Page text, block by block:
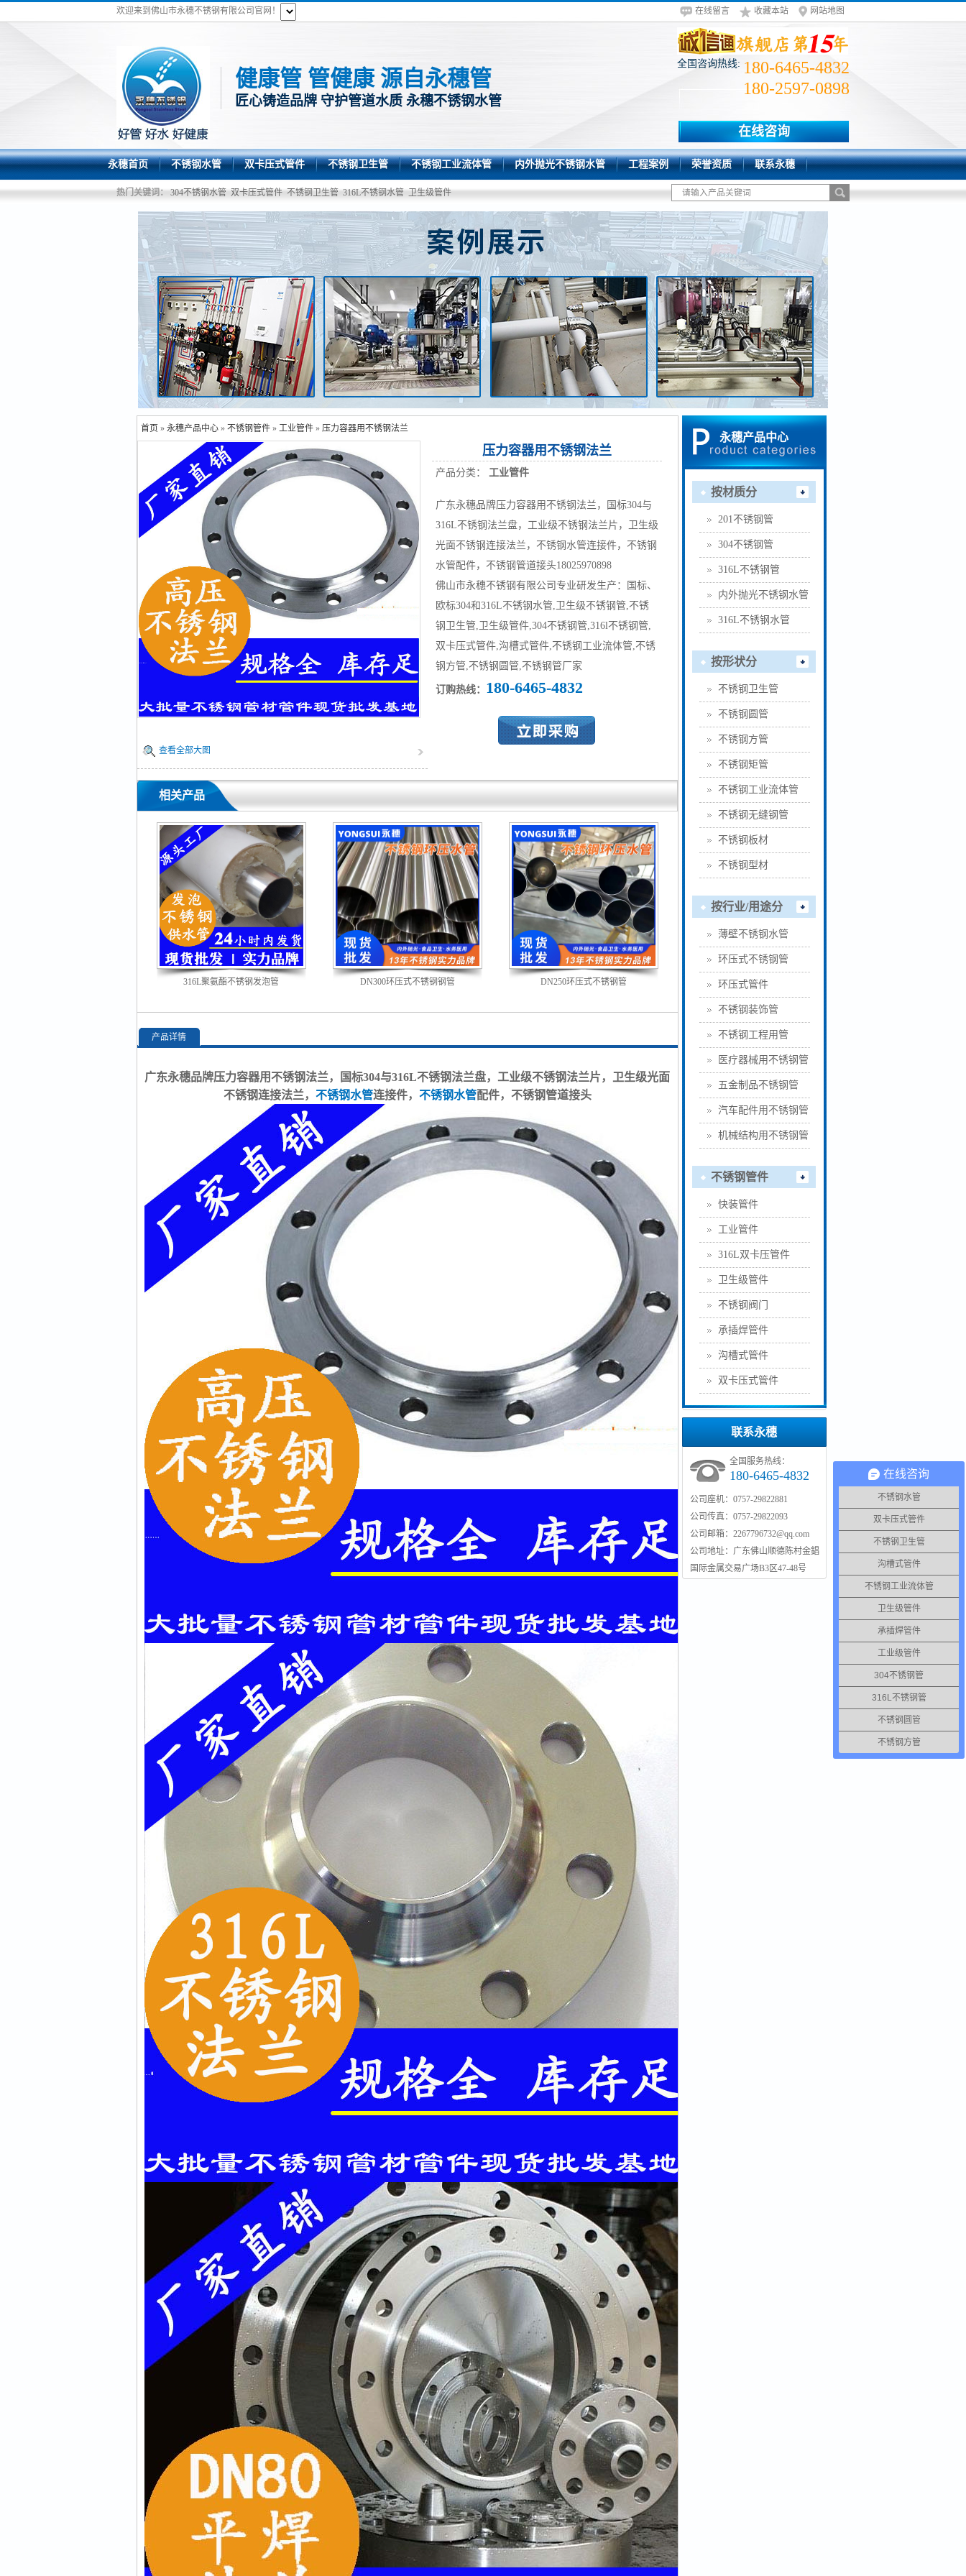
在线留言 收藏本站 网站地图
欢迎来到佛山市永穗不锈钢有限公司官网！
健康管 管健康 源自永穗管
匠心铸造品牌 守护管道水质 永穗不锈钢水管
全国咨询热线: 180-6465-4832
180-2597-0898
在线咨询
永穗首页 不锈钢水管 双卡压式管件 不锈钢卫生管 不锈钢工业流体管 内外抛光不锈钢水管 工程案例 荣誉资质 联系永穗
热门关键词： 304不锈钢水管 双卡压式管件 不锈钢卫生管 316L不锈钢水管 卫生级管件
首页 » 永穗产品中心» 不锈钢管件» 工业管件» 压力容器用不锈钢法兰
查看全部大图
压力容器用不锈钢法兰
产品分类： 工业管件
广东永穗品牌压力容器用不锈钢法兰，国标304与
316L不锈钢法兰盘，工业级不锈钢法兰片，卫生级
光面不锈钢连接法兰，不锈钢水管连接件，不锈钢
水管配件，不锈钢管道接头18025970898
佛山市永穗不锈钢有限公司专业研发生产：国标、
欧标304和316L不锈钢水管,卫生级不锈钢管,不锈
钢卫生管,卫生级管件,304不锈钢管,316l不锈钢管,
双卡压式管件,沟槽式管件,不锈钢工业流体管,不锈
钢方管,不锈钢圆管,不锈钢管厂家
订购热线： 180-6465-4832
相关产品
316L聚氨酯不锈钢发泡管 DN300环压式不锈钢钢管 DN250环压式不锈钢管
产品详情
广东永穗品牌压力容器用不锈钢法兰，国标304与316L不锈钢法兰盘，工业级不锈钢法兰片，卫生级光面
不锈钢连接法兰， 不锈钢水管连接件， 不锈钢水管配件，不锈钢管道接头
永穗产品中心
按材质分
201不锈钢管
304不锈钢管
316L不锈钢管
内外抛光不锈钢水管
316L不锈钢水管
按形状分
不锈钢卫生管
不锈钢圆管
不锈钢方管
不锈钢矩管
不锈钢工业流体管
不锈钢无缝钢管
不锈钢板材
不锈钢型材
按行业/用途分
薄壁不锈钢水管
环压式不锈钢管
环压式管件
不锈钢装饰管
不锈钢工程用管
医疗器械用不锈钢管
五金制品不锈钢管
汽车配件用不锈钢管
机械结构用不锈钢管
不锈钢管件
快装管件
工业管件
316L双卡压管件
卫生级管件
不锈钢阀门
承插焊管件
沟槽式管件
双卡压式管件
联系永穗
全国服务热线：
180-6465-4832
公司座机：0757-29822881
公司传真：0757-29822093
公司邮箱：2267796732@qq.com
公司地址：广东佛山顺德陈村金錩
国际金属交易广场B3区47-48号
在线咨询
不锈钢水管
双卡压式管件
不锈钢卫生管
沟槽式管件
不锈钢工业流体管
卫生级管件
承插焊管件
工业级管件
304不锈钢管
316L不锈钢管
不锈钢圆管
不锈钢方管